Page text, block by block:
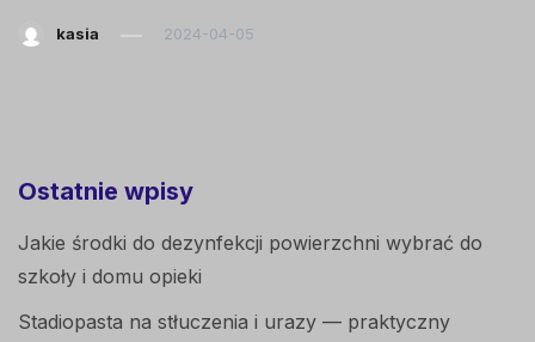
kasia 2024-04-05
Ostatnie wpisy
Jakie środki do dezynfekcji powierzchni wybrać do
szkoły i domu opieki
Stadiopasta na stłuczenia i urazy — praktyczny